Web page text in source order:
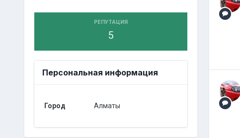
РЕПУТАЦИЯ
5
Персональная информация
Город Алматы